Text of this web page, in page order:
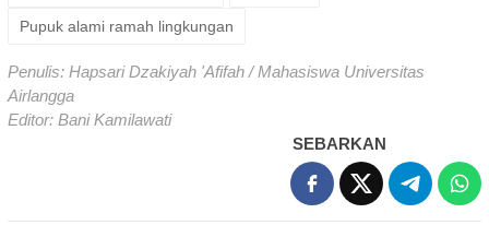
Pupuk alami ramah lingkungan
Penulis: Hapsari Dzakiyah 'Afifah / Mahasiswa Universitas
Airlangga
Editor: Bani Kamilawati
SEBARKAN